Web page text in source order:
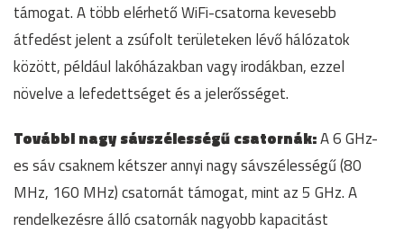
támogat. A több elérhető WiFi-csatorna kevesebb
átfedést jelent a zsúfolt területeken lévő hálózatok
között, például lakóházakban vagy irodákban, ezzel
növelve a lefedettséget és a jelerősséget.
További nagy sávszélességű csatornák:A 6 GHz-
es sáv csaknem kétszer annyi nagy sávszélességű (80
MHz, 160 MHz) csatornát támogat, mint az 5 GHz. A
rendelkezésre álló csatornák nagyobb kapacitást